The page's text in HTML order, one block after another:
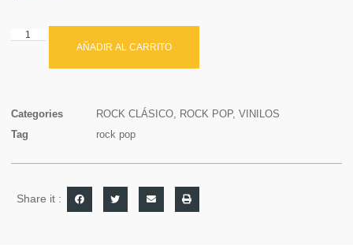
AÑADIR AL CARRITO
Categories ROCK CLÁSICO, ROCK POP, VINILOS
Tag
rock pop
Share it :